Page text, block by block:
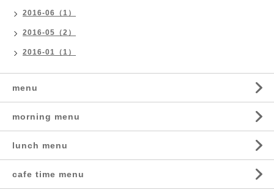
2016-06（1）
2016-05（2）
2016-01（1）
menu
morning menu
lunch menu
cafe time menu